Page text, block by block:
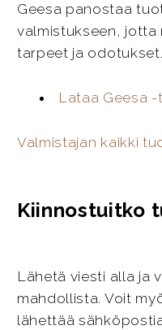
Geesa panostaa
valmistukseen, jotta
tarpeet ja odotukset.
Lataa Geesa
Valmistajan kaikki
Kiinnostuitko
Lähetä viesti alla ja
mahdollista. Voit
lähettää